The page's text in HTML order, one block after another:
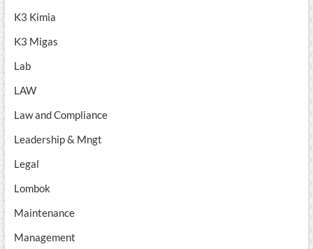
K3 Kimia
K3 Migas
Lab
LAW
Law and Compliance
Leadership & Mngt
Legal
Lombok
Maintenance
Management